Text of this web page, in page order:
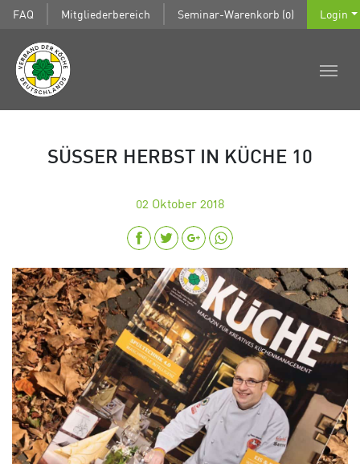
FAQ Mitgliederbereich Seminar-Warenkorb (0) Login
SÜSSER HERBST IN KÜCHE 10
02 Oktober 2018